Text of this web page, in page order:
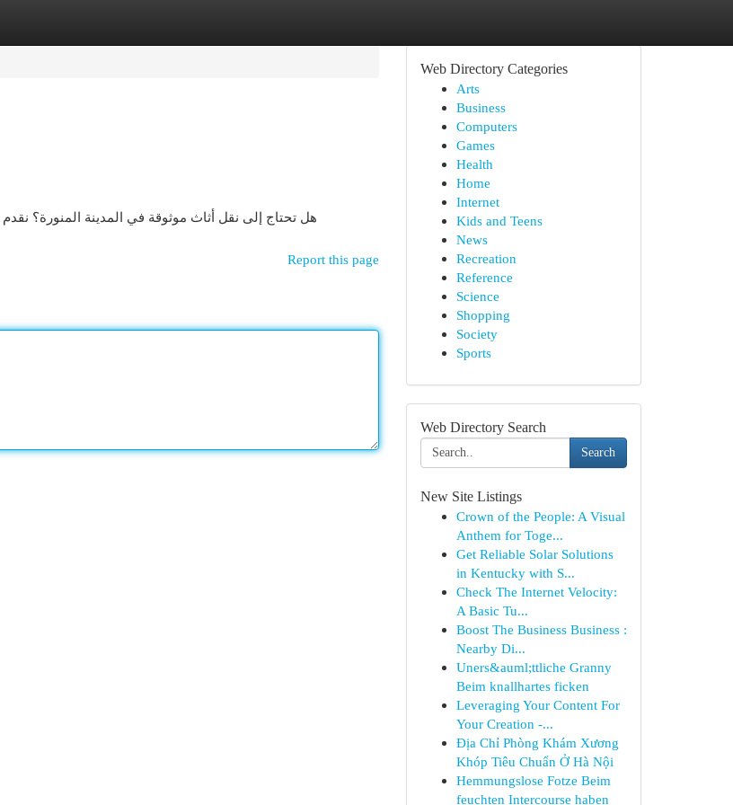
هل تحتاج إلى نقل أثاث موثوقة في المدينة المنورة؟
Report this page
Web Directory Categories
Arts
Business
Computers
Games
Health
Home
Internet
Kids and Teens
News
Recreation
Reference
Science
Shopping
Society
Sports
Web Directory Search
Search
New Site Listings
Crown of the People: A Visual
Anthem for Toge...
Get Reliable Solar Solutions
in Kentucky with S...
Check The Internet Velocity:
A Basic Tu...
Boost The Business Business :
Nearby Di...
Uners&auml;ttliche Granny
Beim knallhartes ficken
Leveraging Your Content For
Your Creation -...
Địa Chỉ Phòng Khám Xương
Khóp Tiêu Chuẩn Ở Hà Nội
Hemmungslose Fotze Beim
feuchten Intercourse haben